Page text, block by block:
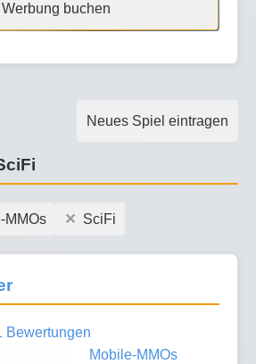
Werbung buchen
Neues Spiel eintragen
MMOs SciFi
Bewertungen
Mobile-MMOs